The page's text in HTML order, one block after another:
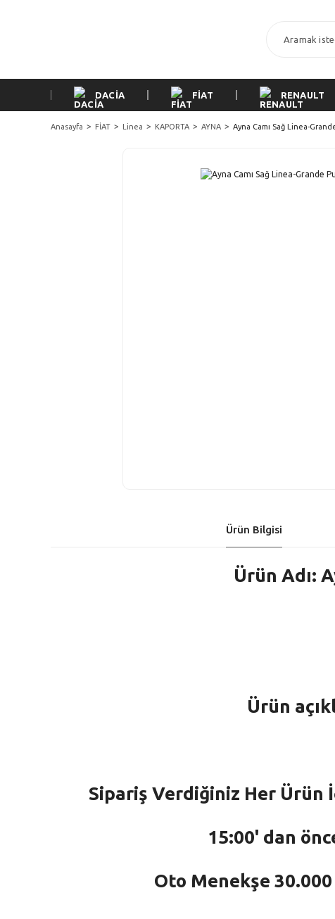
DACİA FİAT RENAULT
Anasayfa FİAT Linea KAPORTA AYNA Ayna Camı Sağ Linea-
Ürün Bilgisi
Ürün Adı:
Ürün
Sipariş Verdiğiniz Her Ürün
15:00' dan
Oto Menekşe